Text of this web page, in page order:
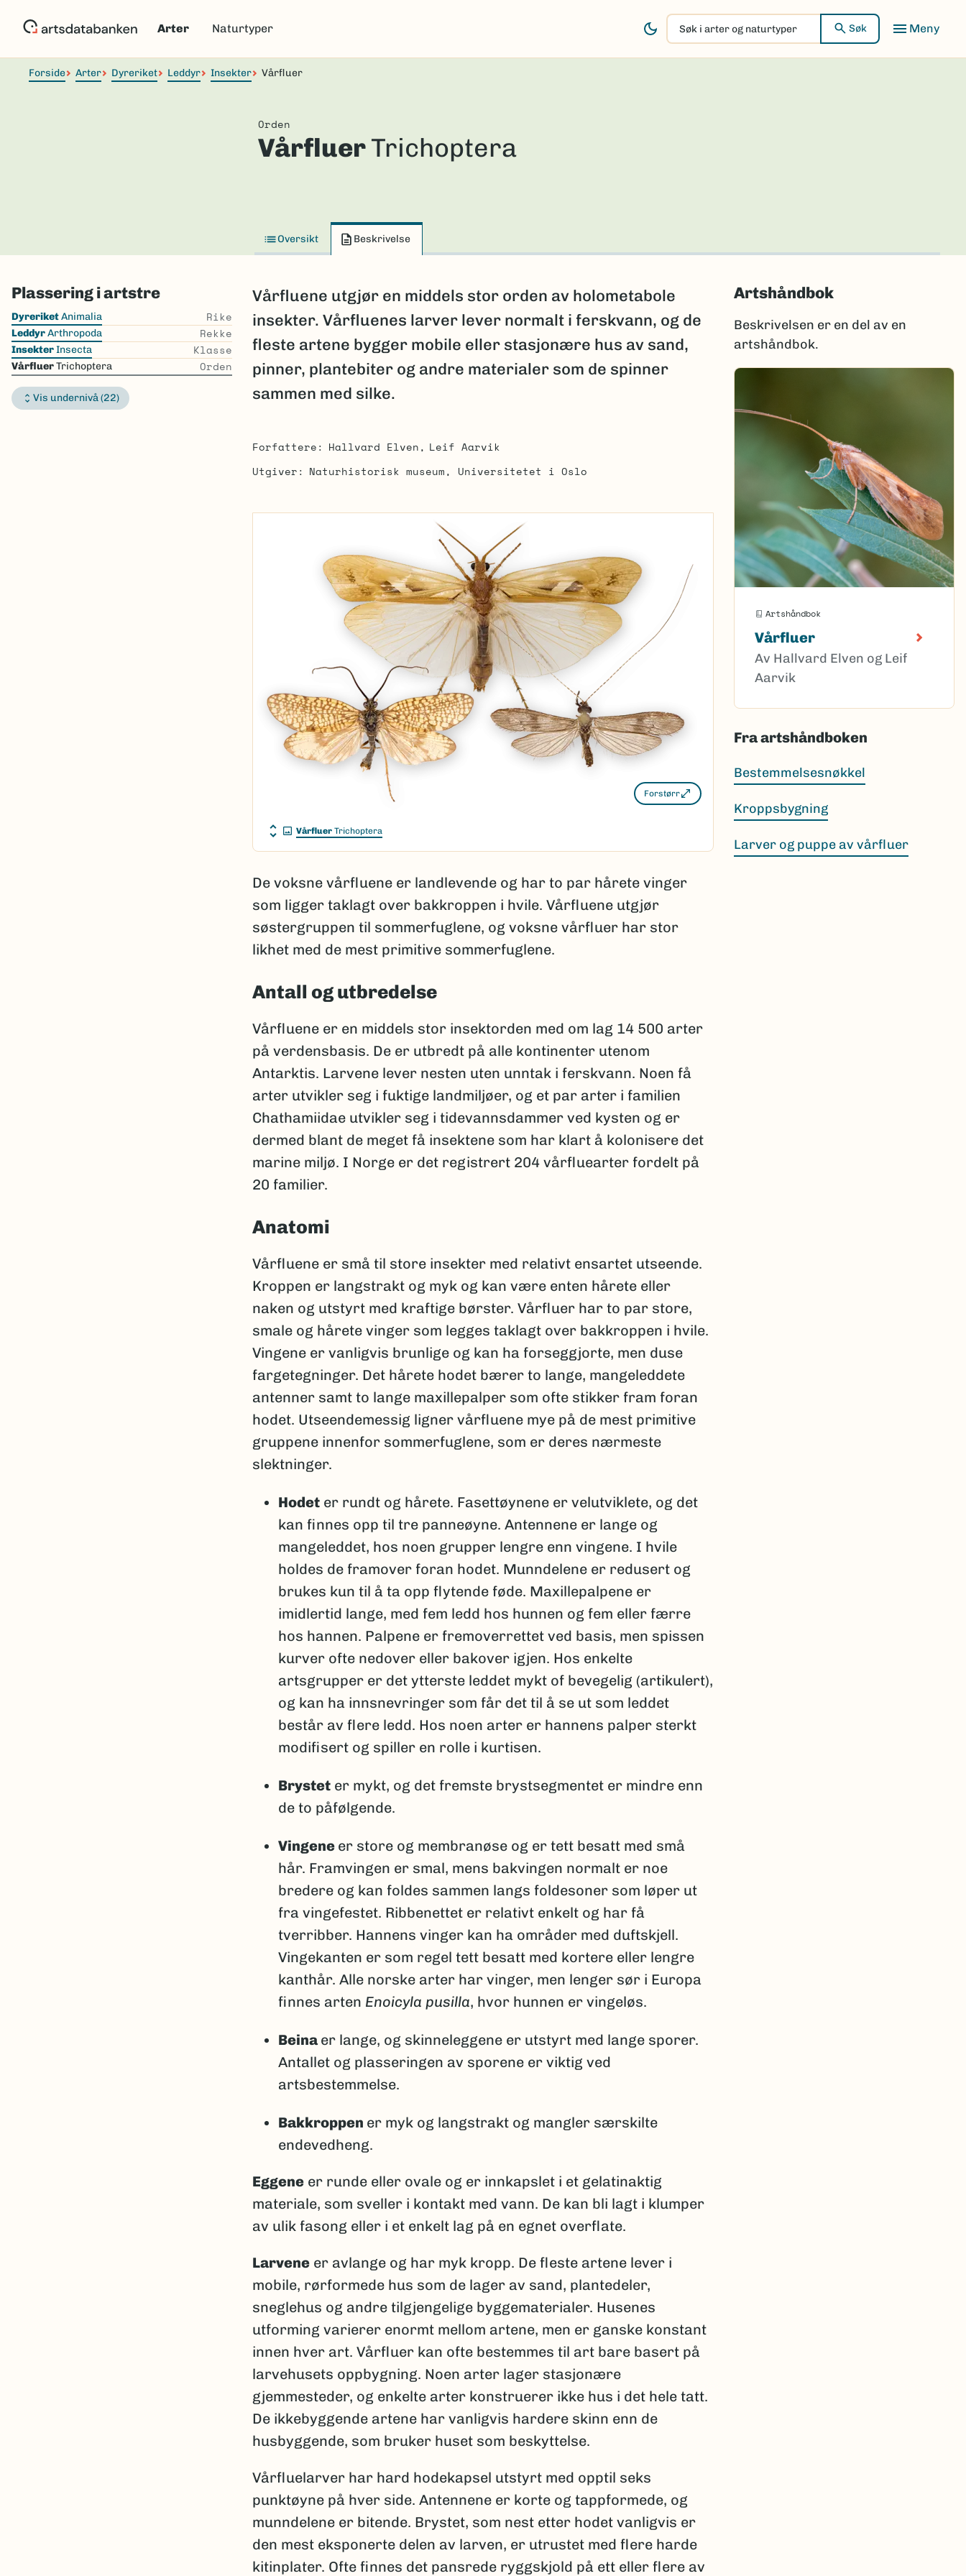
Arter Naturtyper
Søk
i
arter
Søk
Forside Arter Dyreriket Leddyr Insekter Vårfluer
Orden
VårfluerTrichoptera
Oversikt Beskrivelse
Plassering i artstre
Skip
the
list
DyreriketAnimalia Rike
LeddyrArthropoda Rekke
InsekterInsecta Klasse
VårfluerTrichoptera Orden
Vis undernivå (22)
Vårfluene utgjør en middels stor orden av holometabole
insekter. Vårfluenes larver lever normalt i ferskvann, og de
fleste artene bygger mobile eller stasjonære hus av sand,
pinner, plantebiter og andre materialer som de spinner
sammen med silke.
Forfattere Hallvard Elven
Leif Aarvik
Utgiver
Naturhistorisk museum, Universitetet i Oslo
Forstørr
VårfluerTrichoptera
De voksne vårfluene er landlevende og har to par hårete vinger
som ligger taklagt over bakkroppen i hvile. Vårfluene utgjør
søstergruppen til sommerfuglene, og voksne vårfluer har stor
likhet med de mest primitive sommerfuglene.
Antall og utbredelse
Vårfluene er en middels stor insektorden med om lag 14 500 arter
på verdensbasis. De er utbredt på alle kontinenter utenom
Antarktis. Larvene lever nesten uten unntak i ferskvann. Noen få
arter utvikler seg i fuktige landmiljøer, og et par arter i familien
Chathamiidae utvikler seg i tidevannsdammer ved kysten og er
dermed blant de meget få insektene som har klart å kolonisere det
marine miljø. I Norge er det registrert 204 vårfluearter fordelt på
20 familier.
Anatomi
Vårfluene er små til store insekter med relativt ensartet utseende.
Kroppen er langstrakt og myk og kan være enten hårete eller
naken og utstyrt med kraftige børster. Vårfluer har to par store,
smale og hårete vinger som legges taklagt over bakkroppen i hvile.
Vingene er vanligvis brunlige og kan ha forseggjorte, men duse
fargetegninger. Det hårete hodet bærer to lange, mangeleddete
antenner samt to lange maxillepalper som ofte stikker fram foran
hodet. Utseendemessig ligner vårfluene mye på de mest primitive
gruppene innenfor sommerfuglene, som er deres nærmeste
slektninger.
Hodeter rundt og hårete. Fasettøynene er velutviklete, og det
kan finnes opp til tre panneøyne. Antennene er lange og
mangeleddet, hos noen grupper lengre enn vingene. I hvile
holdes de framover foran hodet. Munndelene er redusert og
brukes kun til å ta opp flytende føde. Maxillepalpene er
imidlertid lange, med fem ledd hos hunnen og fem eller færre
hos hannen. Palpene er fremoverrettet ved basis, men spissen
kurver ofte nedover eller bakover igjen. Hos enkelte
artsgrupper er det ytterste leddet mykt of bevegelig (artikulert),
og kan ha innsnevringer som får det til å se ut som leddet
består av flere ledd. Hos noen arter er hannens palper sterkt
modifisert og spiller en rolle i kurtisen.
Brysteter mykt, og det fremste brystsegmentet er mindre enn
de to påfølgende.
Vingene er store og membranøse og er tett besatt med små
hår. Framvingen er smal, mens bakvingen normalt er noe
bredere og kan foldes sammen langs foldesoner som løper ut
fra vingefestet. Ribbenettet er relativt enkelt og har få
tverribber. Hannens vinger kan ha områder med duftskjell.
Vingekanten er som regel tett besatt med kortere eller lengre
kanthår. Alle norske arter har vinger, men lenger sør i Europa
finnes arten Enoicyla pusilla, hvor hunnen er vingeløs.
Beinaer lange, og skinneleggene er utstyrt med lange sporer.
Antallet og plasseringen av sporene er viktig ved
artsbestemmelse.
Bakkroppen er myk og langstrakt og mangler særskilte
endevedheng.
Eggeneer runde eller ovale og er innkapslet i et gelatinaktig
materiale, som sveller i kontakt med vann. De kan bli lagt i klumper
av ulik fasong eller i et enkelt lag på en egnet overflate.
Larveneer avlange og har myk kropp. De fleste artene lever i
mobile, rørformede hus som de lager av sand, plantedeler,
sneglehus og andre tilgjengelige byggematerialer. Husenes
utforming varierer enormt mellom artene, men er ganske konstant
innen hver art. Vårfluer kan ofte bestemmes til art bare basert på
larvehusets oppbygning. Noen arter lager stasjonære
gjemmesteder, og enkelte arter konstruerer ikke hus i det hele tatt.
De ikkebyggende artene har vanligvis hardere skinn enn de
husbyggende, som bruker huset som beskyttelse.
Vårfluelarver har hard hodekapsel utstyrt med opptil seks
punktøyne på hver side. Antennene er korte og tappformede, og
munndelene er bitende. Brystet, som nest etter hodet vanligvis er
den mest eksponerte delen av larven, er utrustet med flere harde
kitinplater. Ofte finnes det pansrede ryggskjold på ett eller flere av
Artshåndbok
Beskrivelsen er en del av en
artshåndbok.
Artshåndbok
Vårfluer
Av Hallvard Elven og Leif
Aarvik
Fra artshåndboken
Bestemmelsesnøkkel
Kroppsbygning
Larver og puppe av vårfluer